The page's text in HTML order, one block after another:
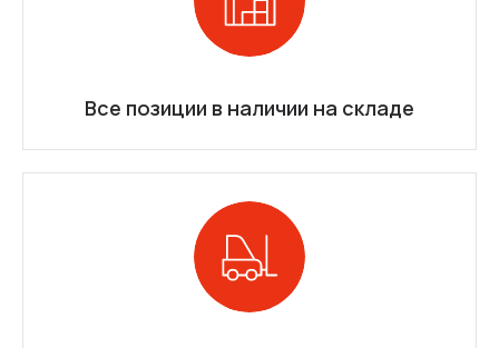
Все позиции в наличии на складе